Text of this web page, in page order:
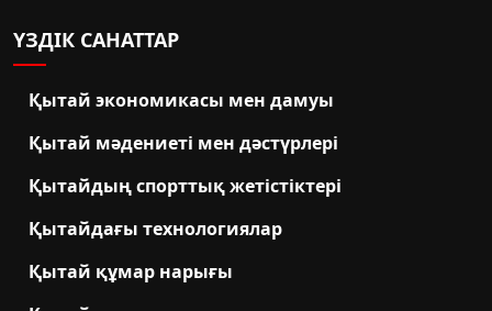
ҮЗДІК САНАТТАР
Қытай экономикасы мен дамуы
Қытай мәдениеті мен дәстүрлері
Қытайдың спорттық жетістіктері
Қытайдағы технологиялар
Қытай құмар нарығы